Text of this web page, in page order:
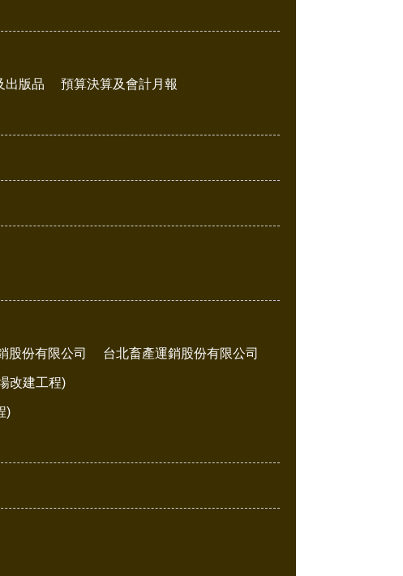
出版品 預算決算及會計月報
股份有限公司 台北畜產運銷股份有限公司
改建工程)
)